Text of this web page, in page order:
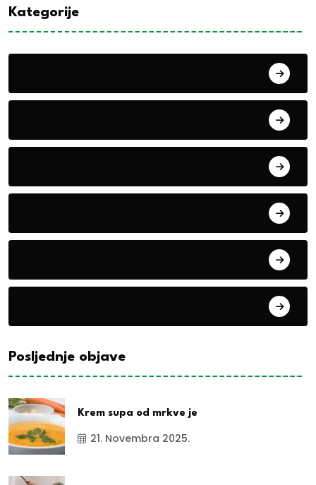
Kategorije
Posljednje objave
Krem supa od mrkve je
21. Novembra 2025.